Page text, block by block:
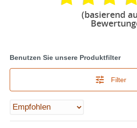
(basierend
Benutzen Sie unsere Produktfilter
Filter